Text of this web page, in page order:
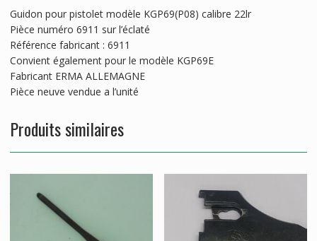
Guidon pour pistolet modèle KGP69(P08) calibre 22lr
Pièce numéro 6911 sur l’éclaté
Référence fabricant : 6911
Convient également pour le modèle KGP69E
Fabricant ERMA ALLEMAGNE
Pièce neuve vendue a l’unité
Produits similaires